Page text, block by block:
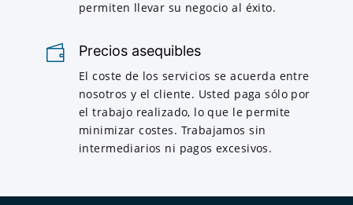
permiten llevar su negocio al éxito.
Precios asequibles
El coste de los servicios se acuerda entre
nosotros y el cliente. Usted paga sólo por
el trabajo realizado, lo que le permite
minimizar costes. Trabajamos sin
intermediarios ni pagos excesivos.